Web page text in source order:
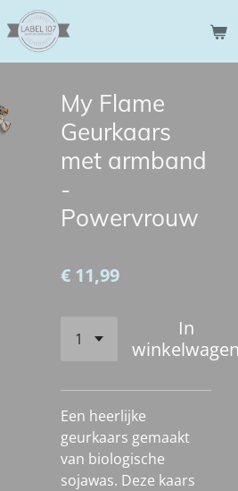
My Flame
Geurkaars
met armband
-
Powervrouw
€ 11,99
In
Een heerlijke
geurkaars gemaakt
van biologische
sojawas. Deze kaars